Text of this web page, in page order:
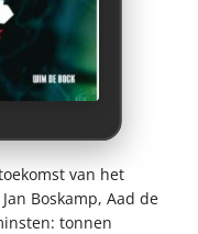
van het
Boskamp, Aad de
tonnen